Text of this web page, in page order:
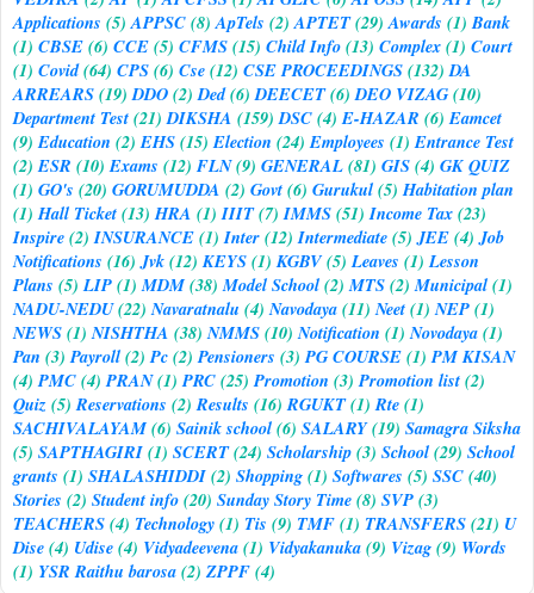
Applications (5) APPSC(8) ApTels (2) APTET(29) Awards (1) Bank
(1) CBSE(6) CCE(5) CFMS(15) Child Info(13) Complex(1) Court
(1) Covid(64) CPS(6) Cse(12) CSE PROCEEDINGS(132) DA
ARREARS(19) DDO(2) Ded(6) DEECET(6) DEO VIZAG(10)
Department Test(21) DIKSHA (159) DSC(4) E-HAZAR (6) Eamcet
(9) Education (2) EHS(15) Election (24) Employees (1) Entrance Test
(2) ESR (10) Exams (12) FLN(9) GENERAL(81) GIS(4) GK QUIZ
(1) GO's (20) GORUMUDDA (2) Govt(6) Gurukul(5) Habitation plan
(1) Hall Ticket(13) HRA (1) IIIT(7) IMMS(51) Income Tax(23)
Inspire(2) INSURANCE(1) Inter(12) Intermediate(5) JEE(4) Job
Notifications (16) Jvk(12) KEYS(1) KGBV(5) Leaves (1) Lesson
Plans (5) LIP(1) MDM(38) Model School(2) MTS(2) Municipal(1)
NADU-NEDU(22) Navaratnalu (4) Navodaya(11) Neet(1) NEP(1)
NEWS(1) NISHTHA (38) NMMS(10) Notification (1) Novodaya(1)
Pan (3) Payroll(2) Pc(2) Pensioners (3) PG COURSE(1) PM KISAN
(4) PMC(4) PRAN(1) PRC(25) Promotion (3) Promotion list(2)
Quiz(5) Reservations (2) Results (16) RGUKT(1) Rte(1)
SACHIVALAYAM(6) Sainik school(6) SALARY(19) Samagra Siksha
(5) SAPTHAGIRI(1) SCERT(24) Scholarship(3) School(29) School
grants (1) SHALASHIDDI(2) Shopping(1) Softwares (5) SSC(40)
Stories (2) Student info(20) Sunday Story Time(8) SVP(3)
TEACHERS(4) Technology(1) Tis (9) TMF(1) TRANSFERS(21) U
Dise(4) Udise(4) Vidyadeevena(1) Vidyakanuka(9) Vizag(9) Words
(1) YSR Raithu barosa(2) ZPPF(4)